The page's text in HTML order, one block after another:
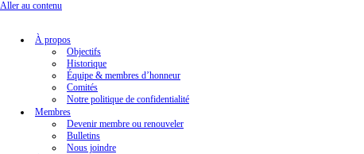
Aller au contenu
À propos
Objectifs
Historique
Équipe & membres d’honneur
Comités
Notre politique de confidentialité
Membres
Devenir membre ou renouveler
Bulletins
Nous joindre